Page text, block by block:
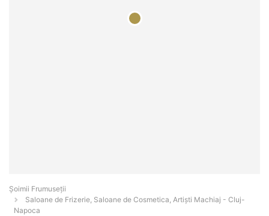
Șoimii Frumuseții
Saloane de Frizerie, Saloane de Cosmetica, Artiști Machiaj - Cluj-
Napoca